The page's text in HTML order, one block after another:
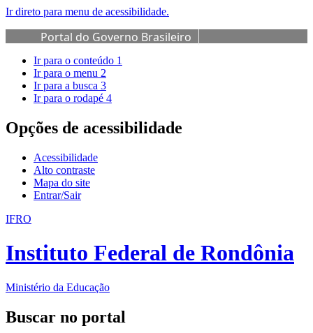
Ir direto para menu de acessibilidade.
Portal do Governo Brasileiro
Ir para o conteúdo 1
Ir para o menu 2
Ir para a busca 3
Ir para o rodapé 4
Opções de acessibilidade
Acessibilidade
Alto contraste
Mapa do site
Entrar/Sair
IFRO
Instituto Federal de Rondônia
Ministério da Educação
Buscar no portal